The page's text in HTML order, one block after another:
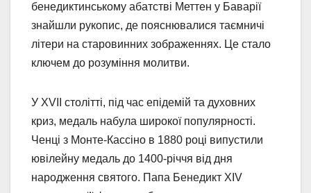
бенедиктинському абатстві Меттен у Баварії
знайшли рукопис, де пояснювалися таємничі
літери на старовинних зображеннях. Це стало
ключем до розуміння молитви.
У XVII столітті, під час епідемій та духовних
криз, медаль набула широкої популярності.
Ченці з Монте-Кассіно в 1880 році випустили
ювілейну медаль до 1400-річчя від дня
народження святого. Папа Бенедикт XIV